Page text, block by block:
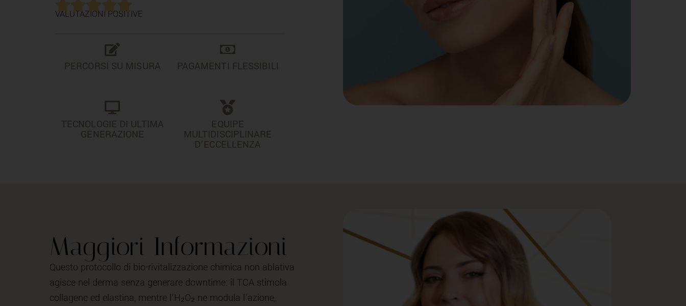
VALUTAZIONI POSITIVE
PERCORSI SU MISURA PAGAMENTI FLESSIBILI
TECNOLOGIE DI ULTIMA
GENERAZIONE
EQUIPE
MULTIDISCIPLINARE
D’ECCELLENZA
Maggiori Informazioni
Questo protocollo di bio-rivitalizzazione chimica non ablativa
agisce nel derma senza generare downtime: il TCA stimola
collagene ed elastina, mentre l’H₂O₂ ne modula l’azione,